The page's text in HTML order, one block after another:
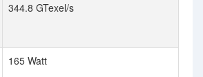
344.8 GTexel/s
165 Watt